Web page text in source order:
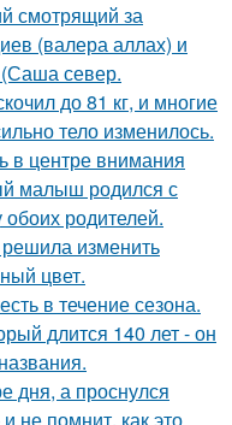
смотрящий за
(валера аллах) и
север.
до 81 кг, и многие
тело изменилось.
в центре внимания
малыш родился с
родителей.
решила изменить
цвет.
в течение сезона.
длится 140 лет - он
дня, а проснулся